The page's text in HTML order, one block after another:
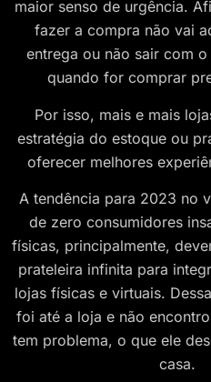
maior senso de urgência.
fazer a compra não vai
entrega ou não sair com
quando for comprar
Por isso, mais e mais
estratégia do estoque ou
oferecer melhores
A tendência para 2023 no
de zero consumidores
físicas, principalmente,
prateleira infinita para
lojas físicas e virtuais.
foi até a loja e não
tem problema, o que ele
casa.